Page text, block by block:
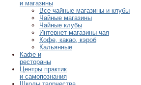
и магазины
Все чайные магазины и клубы
Чайные магазины
Чайные клубы
Интернет-магазины чая
Кофе, какао, кэроб
Кальянные
Кафе и
рестораны
Центры практик
и самопознания